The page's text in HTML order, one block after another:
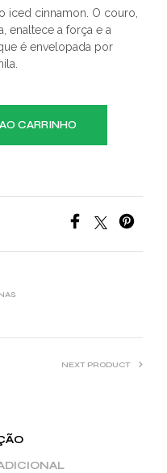
iced cinnamon. O couro,
enaltece a força e a
é envelopada por
CARRINHO
NEXT PRODUCT